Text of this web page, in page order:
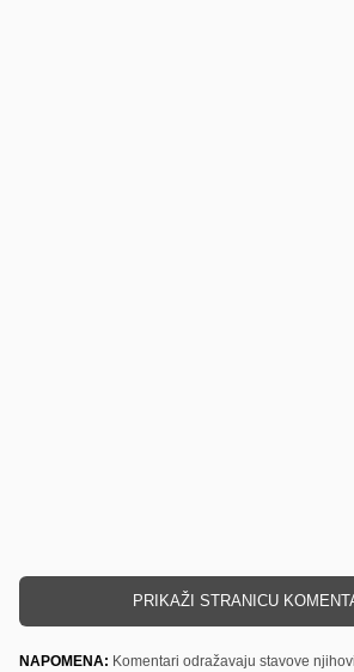
PRIKAŽI STRANICU
NAPOMENA: Komentari odražavaju stavove